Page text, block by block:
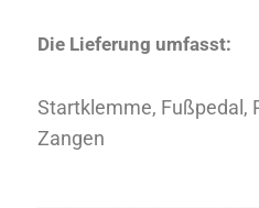
Die Lieferung umfasst:
Startklemme, Fußpedal,
Zangen